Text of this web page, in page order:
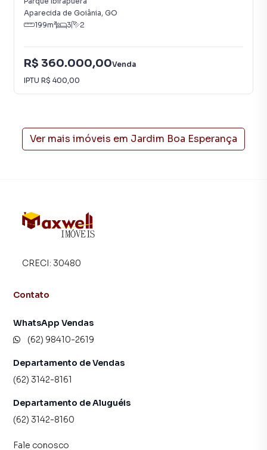
Aparecida de Goiânia, GO
199m² 3 2
R$ 360.000,00Venda
IPTU R$ 400,00
Ver mais imóveis em Jardim Boa Esperança
CRECI: 30480
Contato
WhatsApp Vendas
(62) 98410-2619
Departamento de Vendas
(62) 3142-8161
Departamento de Aluguéis
(62) 3142-8160
Fale conosco